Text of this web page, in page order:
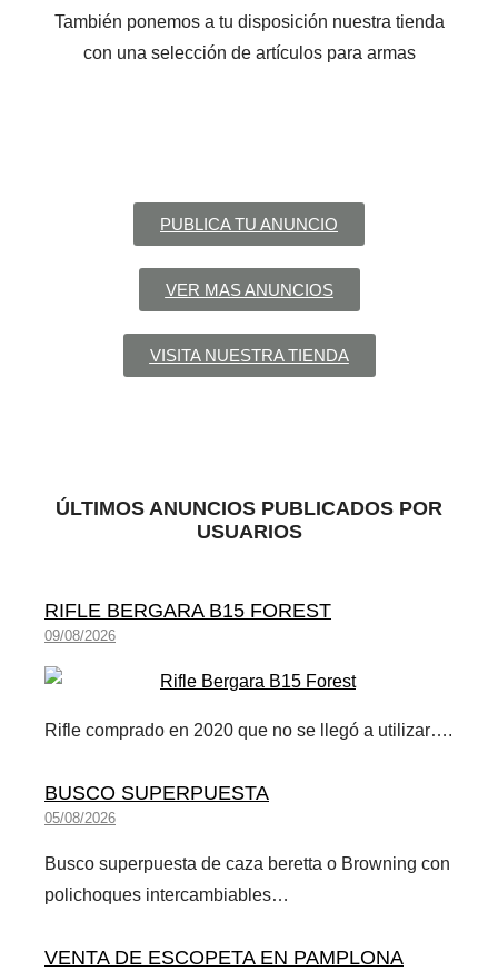
También ponemos a tu disposición nuestra tienda
con una selección de artículos para armas
PUBLICA TU ANUNCIO
VER MAS ANUNCIOS
VISITA NUESTRA TIENDA
ÚLTIMOS ANUNCIOS PUBLICADOS POR
USUARIOS
RIFLE BERGARA B15 FOREST
09/08/2026
Rifle comprado en 2020 que no se llegó a utilizar….
BUSCO SUPERPUESTA
05/08/2026
Busco superpuesta de caza beretta o Browning con
polichoques intercambiables…
VENTA DE ESCOPETA EN PAMPLONA